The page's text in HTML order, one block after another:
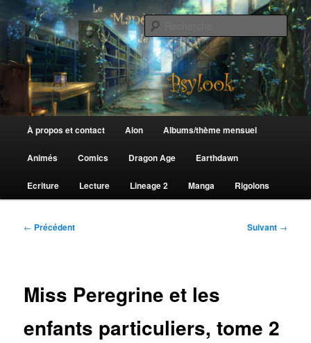
au
contenu
principalLe Manège de Psylook
principal
À propos et contact Aion Albums/thème mensuel
Animés Comics Dragon Age Earthdawn
Ecriture Lecture Lineage 2 Manga Rigolons
Navigation
← Précédent Suivant →
Miss Peregrine et les
enfants particuliers, tome 2